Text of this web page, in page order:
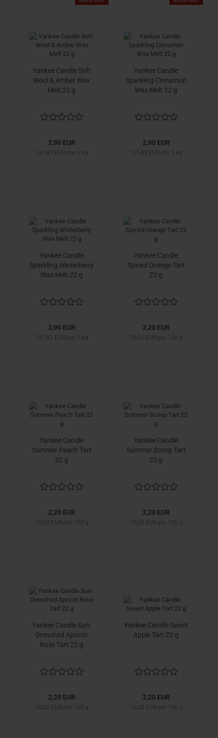
Yankee Candle Soft
Wool & Amber Wax
Melt 22 g
2,90 EUR
131,82 EUR pro 1 kg
Yankee Candle
Sparkling Cinnamon
Wax Melt 22 g
2,90 EUR
131,82 EUR pro 1 kg
Yankee Candle
Sparkling Winterberry
Wax Melt 22 g
2,90 EUR
131,82 EUR pro 1 kg
Yankee Candle
Spiced Orange Tart
22 g
2,20 EUR
10,00 EUR pro 100 g
Yankee Candle
Summer Peach Tart
22 g
2,20 EUR
10,00 EUR pro 100 g
Yankee Candle
Summer Scoop Tart
22 g
2,20 EUR
10,00 EUR pro 100 g
Yankee Candle Sun-
Drenched Apricot
Rose Tart 22 g
2,20 EUR
10,00 EUR pro 100 g
Yankee Candle Sweet
Apple Tart 22 g
2,20 EUR
10,00 EUR pro 100 g